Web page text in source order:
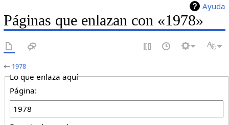
Ayuda
Páginas que enlazan con «1978»
← 1978
Lo que enlaza aquí
Página: